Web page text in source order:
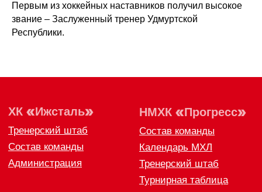
Первым из хоккейных наставников получил высокое
звание – Заслуженный тренер Удмуртской
Республики.